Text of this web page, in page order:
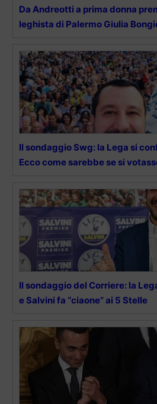
Da Andreotti a prima donna
leghista di Palermo Giulia
Il sondaggio Swg: la Lega si
Ecco come sarebbe se si
Il sondaggio del Corriere: la
e Salvini fa “ciaone” ai 5 Stelle